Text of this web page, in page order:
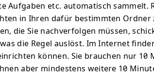
Aufgaben etc. automatisch sammelt.
in Ihren dafür bestimmten Ordner
die Sie nachverfolgen müssen,
die Regel auslöst. Im Internet
können. Sie brauchen nur 10
aber mindestens weitere 10